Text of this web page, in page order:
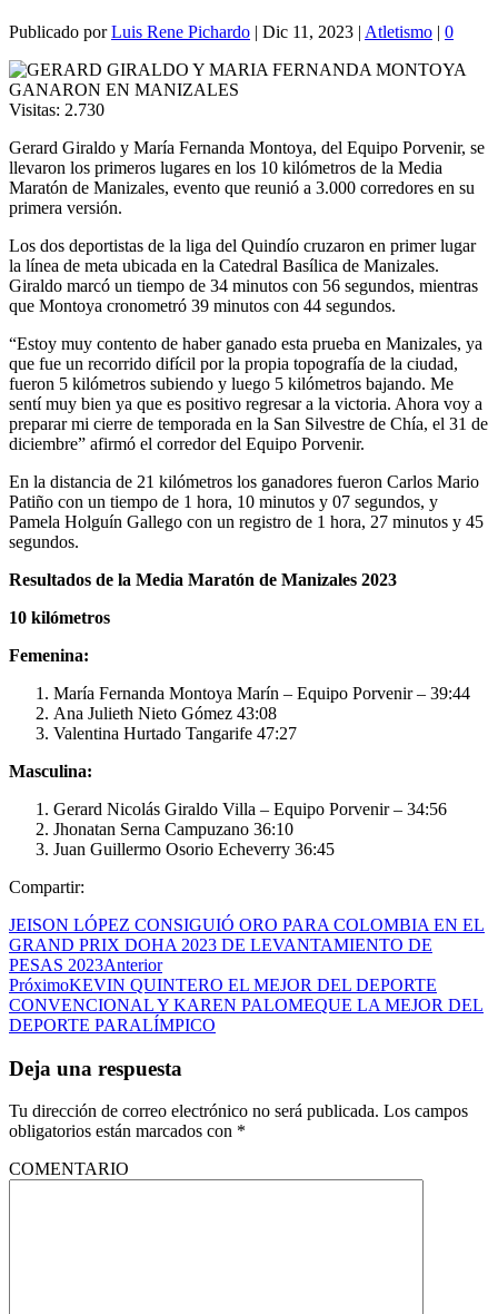
Publicado porLuis Rene Pichardo | Dic 11, 2023 | Atletismo | 0
Visitas: 2.730
Gerard Giraldo y María Fernanda Montoya, del Equipo Porvenir, se
llevaron los primeros lugares en los 10 kilómetros de la Media
Maratón de Manizales, evento que reunió a 3.000 corredores en su
primera versión.
Los dos deportistas de la liga del Quindío cruzaron en primer lugar
la línea de meta ubicada en la Catedral Basílica de Manizales.
Giraldo marcó un tiempo de 34 minutos con 56 segundos, mientras
que Montoya cronometró 39 minutos con 44 segundos.
“Estoy muy contento de haber ganado esta prueba en Manizales, ya
que fue un recorrido difícil por la propia topografía de la ciudad,
fueron 5 kilómetros subiendo y luego 5 kilómetros bajando. Me
sentí muy bien ya que es positivo regresar a la victoria. Ahora voy a
preparar mi cierre de temporada en la San Silvestre de Chía, el 31 de
diciembre” afirmó el corredor del Equipo Porvenir.
En la distancia de 21 kilómetros los ganadores fueron Carlos Mario
Patiño con un tiempo de 1 hora, 10 minutos y 07 segundos, y
Pamela Holguín Gallego con un registro de 1 hora, 27 minutos y 45
segundos.
Resultados de la Media Maratón de Manizales 2023
10 kilómetros
Femenina:
María Fernanda Montoya Marín – Equipo Porvenir – 39:44
Ana Julieth Nieto Gómez 43:08
Valentina Hurtado Tangarife 47:27
Masculina:
Gerard Nicolás Giraldo Villa – Equipo Porvenir – 34:56
Jhonatan Serna Campuzano 36:10
Juan Guillermo Osorio Echeverry 36:45
Compartir:
JEISON LÓPEZ CONSIGUIÓ ORO PARA COLOMBIA EN EL
GRAND PRIX DOHA 2023 DE LEVANTAMIENTO DE
PESAS 2023Anterior
PróximoKEVIN QUINTERO EL MEJOR DEL DEPORTE
CONVENCIONAL Y KAREN PALOMEQUE LA MEJOR DEL
DEPORTE PARALÍMPICO
Deja una respuesta
Tu dirección de correo electrónico no será publicada. Los campos
obligatorios están marcados con *
COMENTARIO